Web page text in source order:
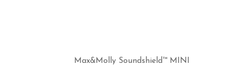
Max&Molly Soundshield™ MINI